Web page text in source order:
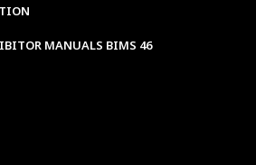
MANUALS BIMS 46